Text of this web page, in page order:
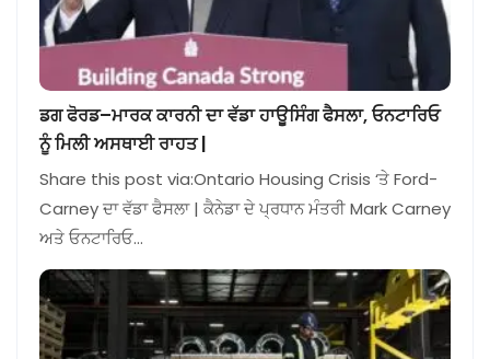
ਡਗ ਫੋਰਡ–ਮਾਰਕ ਕਾਰਨੀ ਦਾ ਵੱਡਾ ਹਾਊਸਿੰਗ ਫੈਸਲਾ, ਓਨਟਾਰਿਓ
ਨੂੰ ਮਿਲੀ ਅਸਥਾਈ ਰਾਹਤ |
Share this post via:Ontario Housing Crisis ‘ਤੇ Ford-
Carney ਦਾ ਵੱਡਾ ਫੈਸਲਾ | ਕੈਨੇਡਾ ਦੇ ਪ੍ਰਧਾਨ ਮੰਤਰੀ Mark Carney
ਅਤੇ ਓਨਟਾਰਿਓ…